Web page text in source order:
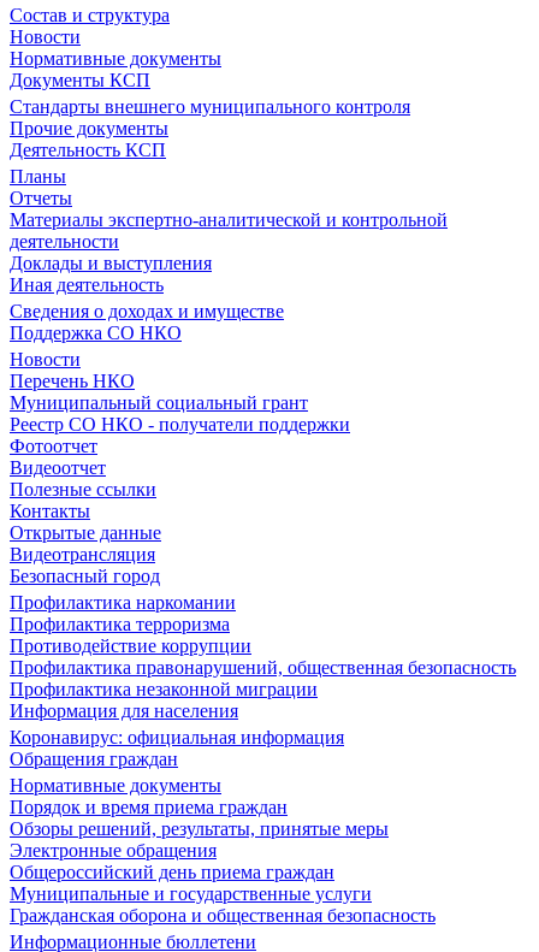
Состав и структура
Новости
Нормативные документы
Документы КСП
Стандарты внешнего муниципального контроля
Прочие документы
Деятельность КСП
Планы
Отчеты
Материалы экспертно-аналитической и контрольной
деятельности
Доклады и выступления
Иная деятельность
Сведения о доходах и имуществе
Поддержка СО НКО
Новости
Перечень НКО
Муниципальный социальный грант
Реестр СО НКО - получатели поддержки
Фотоотчет
Видеоотчет
Полезные ссылки
Контакты
Открытые данные
Видеотрансляция
Безопасный город
Профилактика наркомании
Профилактика терроризма
Противодействие коррупции
Профилактика правонарушений, общественная безопасность
Профилактика незаконной миграции
Информация для населения
Коронавирус: официальная информация
Обращения граждан
Нормативные документы
Порядок и время приема граждан
Обзоры решений, результаты, принятые меры
Электронные обращения
Общероссийский день приема граждан
Муниципальные и государственные услуги
Гражданская оборона и общественная безопасность
Информационные бюллетени